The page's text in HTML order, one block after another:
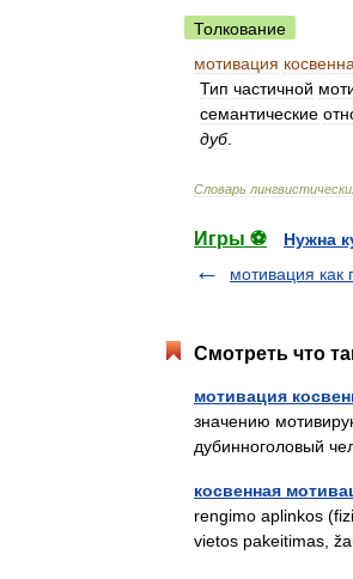
Толкование
мотивация
Тип частичной
семантические
дуб.
Словарь
Игры ⚽
Нужна
мотивация как
Смотреть что
мотивация
значению
дубинноголовый
косвенная
rengimo aplinkos
vietos pakeitimas,